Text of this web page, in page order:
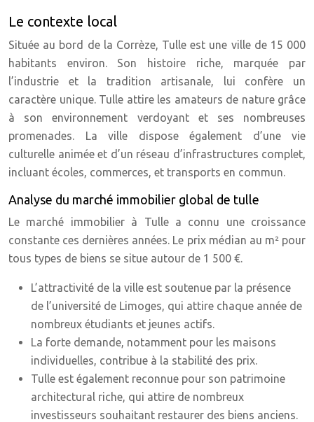
Le contexte local
Située au bord de la Corrèze, Tulle est une ville de 15 000
habitants environ. Son histoire riche, marquée par
l’industrie et la tradition artisanale, lui confère un
caractère unique. Tulle attire les amateurs de nature grâce
à son environnement verdoyant et ses nombreuses
promenades. La ville dispose également d’une vie
culturelle animée et d’un réseau d’infrastructures complet,
incluant écoles, commerces, et transports en commun.
Analyse du marché immobilier global de tulle
Le marché immobilier à Tulle a connu une croissance
constante ces dernières années. Le prix médian au m² pour
tous types de biens se situe autour de 1 500 €.
L’attractivité de la ville est soutenue par la présence
de l’université de Limoges, qui attire chaque année de
nombreux étudiants et jeunes actifs.
La forte demande, notamment pour les maisons
individuelles, contribue à la stabilité des prix.
Tulle est également reconnue pour son patrimoine
architectural riche, qui attire de nombreux
investisseurs souhaitant restaurer des biens anciens.